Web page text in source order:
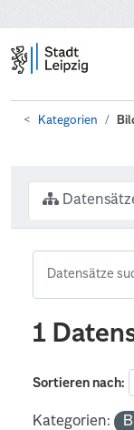
Kategorien
1
Sortieren nach
Kategorien: